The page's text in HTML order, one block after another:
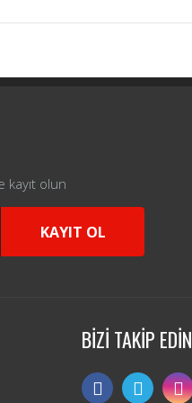
kayıt olun
KAYIT OL
BİZİ TAKİP EDİN